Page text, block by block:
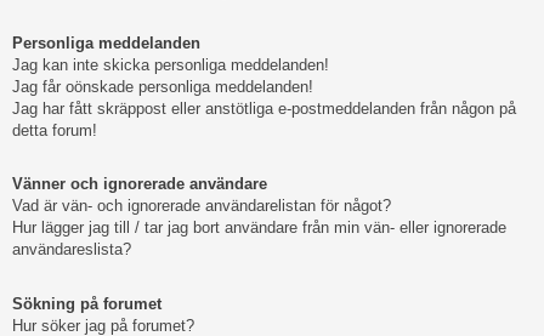
Personliga meddelanden
Jag kan inte skicka personliga meddelanden!
Jag får oönskade personliga meddelanden!
Jag har fått skräppost eller anstötliga e-postmeddelanden från någon på
detta forum!
Vänner och ignorerade användare
Vad är vän- och ignorerade användarelistan för något?
Hur lägger jag till / tar jag bort användare från min vän- eller ignorerade
användareslista?
Sökning på forumet
Hur söker jag på forumet?